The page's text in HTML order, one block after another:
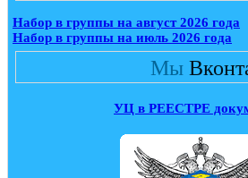
Набор в группы на август 2026 года
Набор в группы на июль 2026 года
Мы
УЦ в РЕЕСТРЕ